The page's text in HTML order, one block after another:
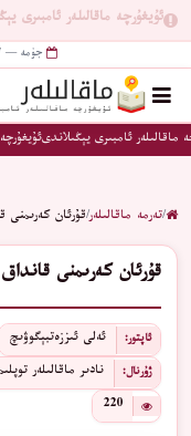
ئۇيغۇرچە ماقالىلەر ئامبىرى
جۈمە — 7 ئاۋغۇست 2026 | ھ 22 سەفەر 1448
ماقالىلەر ئامبىرى يېڭىلاندى
/تەرمە ماقالىلەر/قۇرئان كەرىمنى
قۇرئان كەرىمنى
ئاپتور: ئەلى ئىززەتبېگوۋىچ
ژۇرنال: نادىر ماقالىلەر
220